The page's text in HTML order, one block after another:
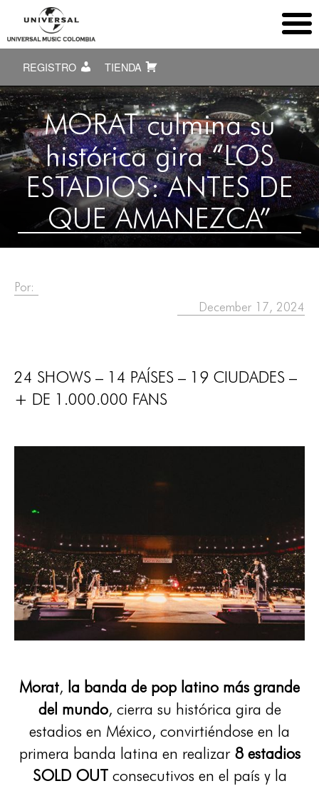
REGISTRO TIENDA
MORAT culmina su
histórica gira “LOS
ESTADIOS: ANTES DE
QUE AMANEZCA”
Por:
December 17, 2024
24 SHOWS – 14 PAÍSES – 19 CIUDADES –
+ DE 1.000.000 FANS
Morat, la banda de pop latino más grande
del mundo, cierra su histórica gira de
estadios en México, convirtiéndose en la
primera banda latina en realizar 8 estadios
SOLD OUTconsecutivos en el país y la